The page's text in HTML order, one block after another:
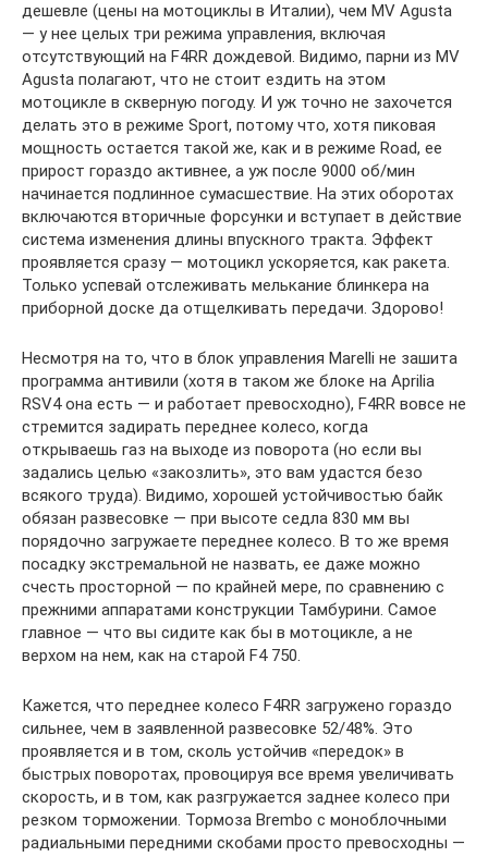
дешевле (цены на мотоциклы в Италии), чем MV Agusta
— у нее целых три режима управления, включая
отсутствующий на F4RR дождевой. Видимо, парни из MV
Agusta полагают, что не стоит ездить на этом
мотоцикле в скверную погоду. И уж точно не захочется
делать это в режиме Sport, потому что, хотя пиковая
мощность остается такой же, как и в режиме Road, ее
прирост гораздо активнее, а уж после 9000 об/мин
начинается подлинное сумасшествие. На этих оборотах
включаются вторичные форсунки и вступает в действие
система изменения длины впускного тракта. Эффект
проявляется сразу — мотоцикл ускоряется, как ракета.
Только успевай отслеживать мелькание блинкера на
приборной доске да отщелкивать передачи. Здорово!
Несмотря на то, что в блок управления Marelli не зашита
программа антивили (хотя в таком же блоке на Aprilia
RSV4 она есть — и работает превосходно), F4RR вовсе не
стремится задирать переднее колесо, когда
открываешь газ на выходе из поворота (но если вы
задались целью «закозлить», это вам удастся безо
всякого труда). Видимо, хорошей устойчивостью байк
обязан развесовке — при высоте седла 830 мм вы
порядочно загружаете переднее колесо. В то же время
посадку экстремальной не назвать, ее даже можно
счесть просторной — по крайней мере, по сравнению с
прежними аппаратами конструкции Тамбурини. Самое
главное — что вы сидите как бы в мотоцикле, а не
верхом на нем, как на старой F4 750.
Кажется, что переднее колесо F4RR загружено гораздо
сильнее, чем в заявленной развесовке 52/48%. Это
проявляется и в том, сколь устойчив «передок» в
быстрых поворотах, провоцируя все время увеличивать
скорость, и в том, как разгружается заднее колесо при
резком торможении. Тормоза Brembo с моноблочными
радиальными передними скобами просто превосходны —